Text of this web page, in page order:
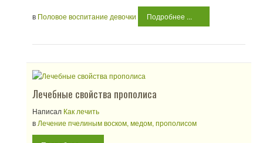
в Половое воспитание девочки Подробнее ...
Лечебные свойства прополиса
Написал Как лечить
в Лечение пчелиным воском, медом, прополисом